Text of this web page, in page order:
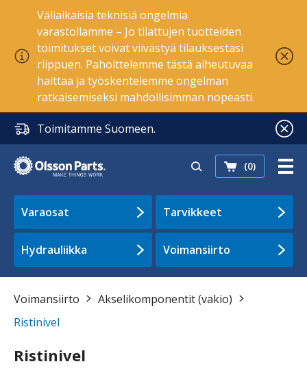
Väliaikaisia teknisiä ongelmia
varastollamme – Jo tilattujen tuotteiden
toimitukset voivat viivästyä tilauksestasi
riippuen. Pahoittelemme tästä aiheutuvaa
haittaa ja työskentelemme ongelman
ratkaisemiseksi mahdollisimman nopeasti.
Toimitamme Suomeen.
(0)
Varaosat Tarvikkeet
Hydrauliikka Voimansiirto
Voimansiirto
Akselikomponentit (vakio)
Ristinivel
Ristinivel